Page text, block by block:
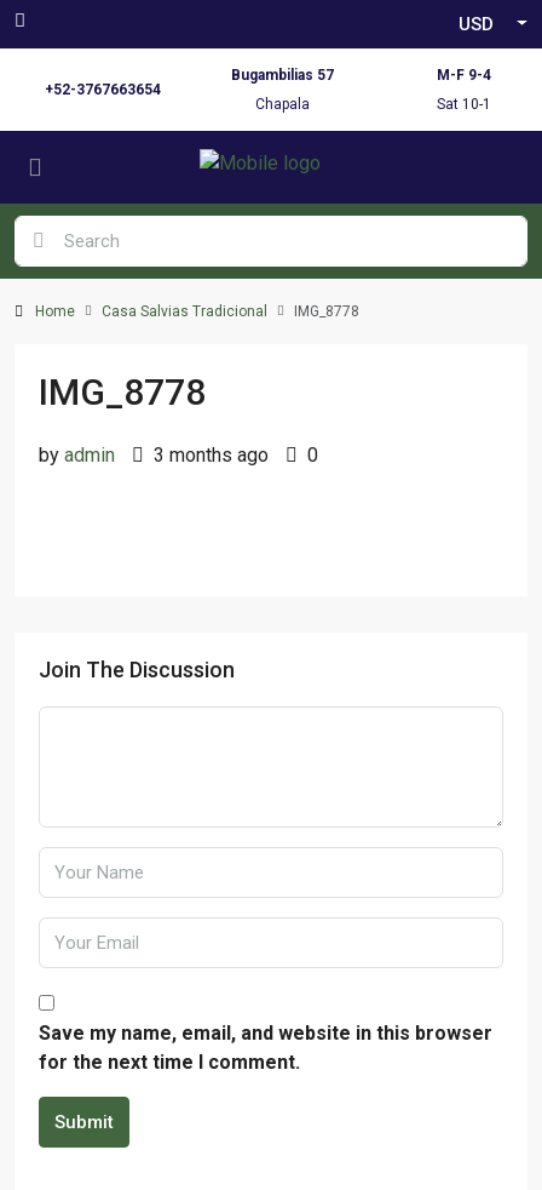
USD
+52-3767663654
Bugambilias 57
Chapala
M-F 9-4
Sat 10-1
Home Casa Salvias Tradicional IMG_8778
IMG_8778
by admin 3 months ago 0
Join The Discussion
Save my name, email, and website in this browser
for the next time I comment.
Submit